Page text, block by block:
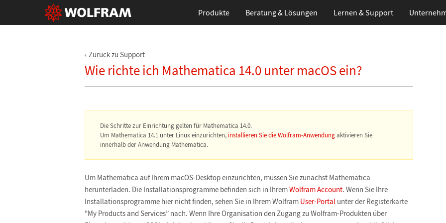
Produkte Beratung & Lösungen Lernen & Support
Zurück zu Support
Wie richte ich Mathematica 14.0 unter macOS ein?
Die Schritte zur Einrichtung gelten für Mathematica 14.0.
Um Mathematica 14.1 unter Linux einzurichten, installieren Sie die Wolfram-Anwendungaktivieren Sie
innerhalb der Anwendung Mathematica.
Um Mathematica auf Ihrem macOS-Desktop einzurichten, müssen Sie zunächst Mathematica
herunterladen. Die Installationsprogramme befinden sich in IhremWolfram Account. Wenn Sie Ihre
Installationsprogramme hier nicht finden, sehen Sie in Ihrem Wolfram User-Portal unter der Registerkarte
“My Products and Services” nach. Wenn Ihre Organisation den Zugang zu Wolfram-Produkten über